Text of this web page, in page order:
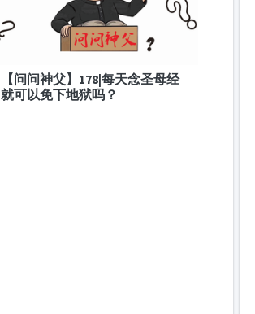
【问问神父】178|每天念圣母经
就可以免下地狱吗？